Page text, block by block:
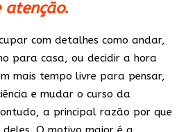
atenção.
com detalhes como andar,
para casa, ou decidir a hora
mais tempo livre para pensar,
e mudar o curso da
a principal razão por que